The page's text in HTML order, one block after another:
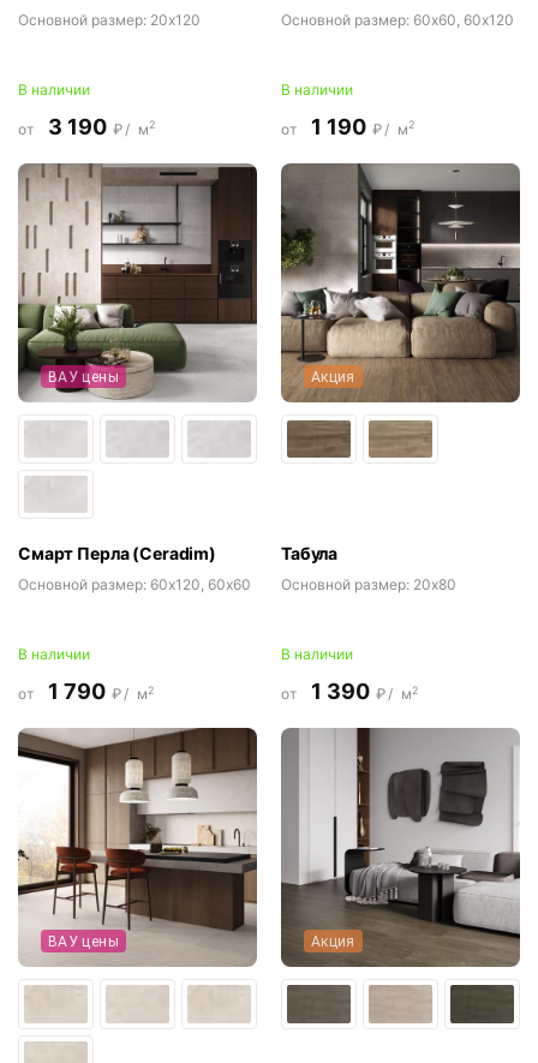
Основной размер: 20x120
В наличии
от 3 190 ₽/ м2
Основной размер: 60x60, 60x120
В наличии
от 1 190 ₽/ м2
ВАУ цены
Смарт Перла (Ceradim)
Основной размер: 60x120, 60x60
В наличии
от 1 790 ₽/ м2
Акция
Табула
Основной размер: 20x80
В наличии
от 1 390 ₽/ м2
ВАУ цены Акция